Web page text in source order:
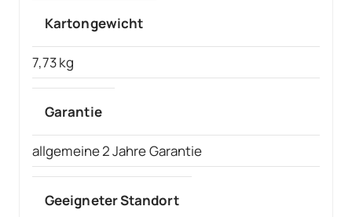
Kartongewicht
7,73 kg
Garantie
allgemeine 2 Jahre Garantie
Geeigneter Standort